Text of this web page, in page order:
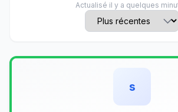
Actualisé il y a quelques
s